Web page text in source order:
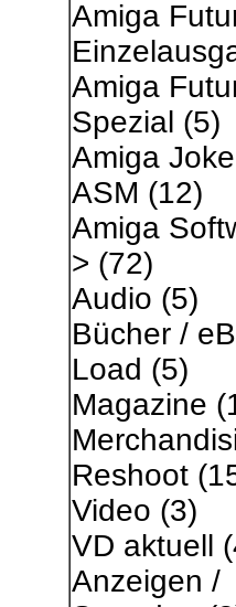
Amiga
Amiga
Spezial (5)
Amiga
ASM (12)
Amiga
> (72)
Audio (5)
Bücher /
Load (5)
Magazine
Reshoot
Video (3)
VD aktuell
Anzeigen /